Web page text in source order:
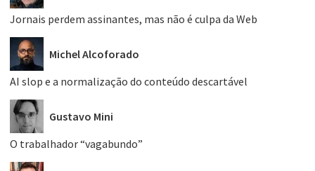
Jornais perdem assinantes, mas não é culpa da Web
Michel Alcoforado
AI slop e a normalização do conteúdo descartável
Gustavo Mini
O trabalhador “vagabundo”